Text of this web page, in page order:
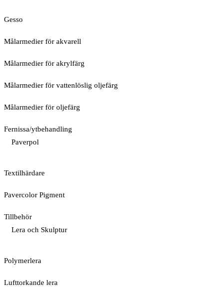
Gesso
Målarmedier för akvarell
Målarmedier för akrylfärg
Målarmedier för vattenlöslig oljefärg
Målarmedier för oljefärg
Fernissa/ytbehandling
Paverpol
Textilhärdare
Pavercolor Pigment
Tillbehör
Lera och Skulptur
Polymerlera
Lufttorkande lera